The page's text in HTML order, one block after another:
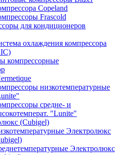
Copeland
Frascold
для кондиционеров
охлаждения компрессора
компрессорные
низкотемпературные
средне- и
"Lunite"
(Cubigel)
Электролюкс
Электролюкс